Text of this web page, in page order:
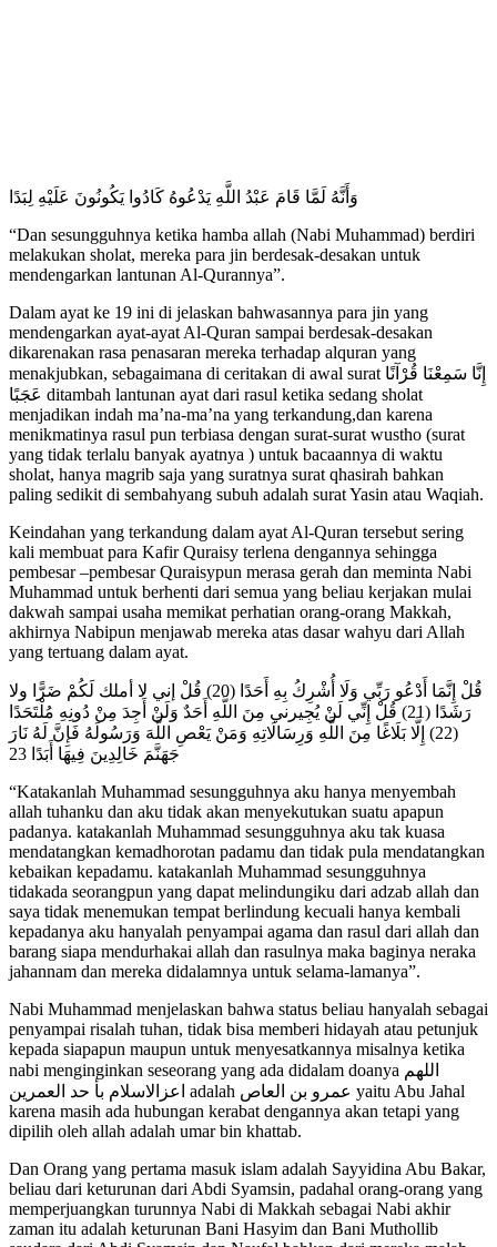
وَأَنَّهُ لَمَّا قَامَ عَبْدُ اللَّهِ يَدْعُوهُ كَادُوا يَكُونُونَ عَلَيْهِ لِبَدًا
“Dan sesungguhnya ketika hamba allah (Nabi Muhammad) berdiri
melakukan sholat, mereka para jin berdesak-desakan untuk
mendengarkan lantunan Al-Qurannya”.
Dalam ayat ke 19 ini di jelaskan bahwasannya para jin yang
mendengarkan ayat-ayat Al-Quran sampai berdesak-desakan
dikarenakan rasa penasaran mereka terhadap alquran yang
menakjubkan, sebagaimana di ceritakan di awal surat إِنَّا سَمِعْنَا قُرْآنًا
ditambah lantunan ayat dari rasul ketika sedang sholat
menjadikan indah ma’na-ma’na yang terkandung,dan karena
menikmatinya rasul pun terbiasa dengan surat-surat wustho (surat
yang tidak terlalu banyak ayatnya ) untuk bacaannya di waktu
sholat, hanya magrib saja yang suratnya surat qhasirah bahkan
paling sedikit di sembahyang subuh adalah surat Yasin atau Waqiah.
Keindahan yang terkandung dalam ayat Al-Quran tersebut sering
kali membuat para Kafir Quraisy terlena dengannya sehingga
pembesar –pembesar Quraisypun merasa gerah dan meminta Nabi
Muhammad untuk berhenti dari semua yang beliau kerjakan mulai
dakwah sampai usaha memikat perhatian orang-orang Makkah,
akhirnya Nabipun menjawab mereka atas dasar wahyu dari Allah
yang tertuang dalam ayat.
قُلْ إِنَّمَا أَدْعُو رَبِّي وَلَا أُشْرِكُ بِهِ أَحَدًا (20) قُلْ إني لا أملك لَكُمْ ضَرًّا ولا
رَشَدًا (21) قُلْ إِنِّي لَنْ يُجِيرني مِنَ اللَّهِ أَحَدٌ وَلَنْ أَجِدَ مِنْ دُونِهِ مُلْتَحَدًا
(22) إِلَّا بَلَاغًا مِنَ اللَّهِ وَرِسَالَاتِهِ وَمَنْ يَعْصِ اللَّهَ وَرَسُولَهُ فَإِنَّ لَهُ نَارَ
جَهَنَّمَ خَالِدِينَ فِيهَا أَبَدًا 23
“Katakanlah Muhammad sesungguhnya aku hanya menyembah
allah tuhanku dan aku tidak akan menyekutukan suatu apapun
padanya. katakanlah Muhammad sesungguhnya aku tak kuasa
mendatangkan kemadhorotan padamu dan tidak pula mendatangkan
kebaikan kepadamu. katakanlah Muhammad sesungguhnya
tidakada seorangpun yang dapat melindungiku dari adzab allah dan
saya tidak menemukan tempat berlindung kecuali hanya kembali
kepadanya aku hanyalah penyampai agama dan rasul dari allah dan
barang siapa mendurhakai allah dan rasulnya maka baginya neraka
jahannam dan mereka didalamnya untuk selama-lamanya”.
Nabi Muhammad menjelaskan bahwa status beliau hanyalah sebagai
penyampai risalah tuhan, tidak bisa memberi hidayah atau petunjuk
kepada siapapun maupun untuk menyesatkannya misalnya ketika
nabi menginginkan seseorang yang ada didalam doanya اللهم
اعزالاسلام بأ حد العمرين adalah عمرو بن العاص yaitu Abu Jahal
karena masih ada hubungan kerabat dengannya akan tetapi yang
dipilih oleh allah adalah umar bin khattab.
Dan Orang yang pertama masuk islam adalah Sayyidina Abu Bakar,
beliau dari keturunan dari Abdi Syamsin, padahal orang-orang yang
memperjuangkan turunnya Nabi di Makkah sebagai Nabi akhir
zaman itu adalah keturunan Bani Hasyim dan Bani Muthollib